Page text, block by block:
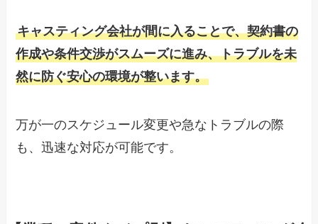
キャスティング会社が間に入ることで、契約書の
作成や条件交渉がスムーズに進み、トラブルを未
然に防ぐ安心の環境が整います。
万が一のスケジュール変更や急なトラブルの際
も、迅速な対応が可能です。